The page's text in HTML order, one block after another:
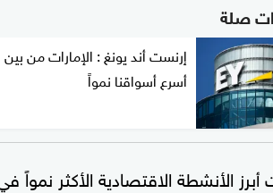
صلة
إرنست أند يونغ : الإمارات من بين
أسرع أسواقنا نمواً
أبرز الأنشطة الاقتصادية الأكثر